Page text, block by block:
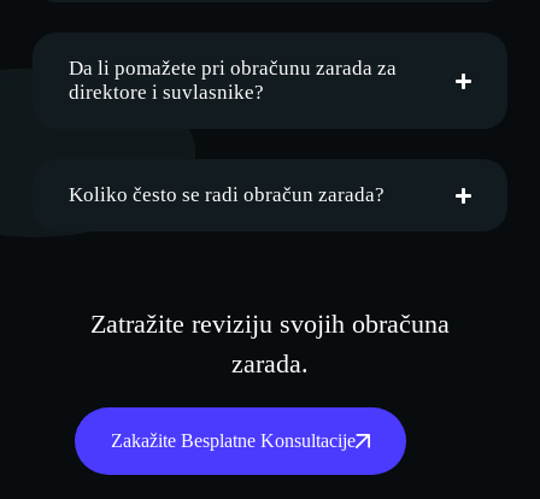
Da li pomažete pri obračunu zarada za
direktore i suvlasnike?
Koliko često se radi obračun zarada?
Zatražite reviziju svojih obračuna
zarada.
Zakažite Besplatne Konsultacije